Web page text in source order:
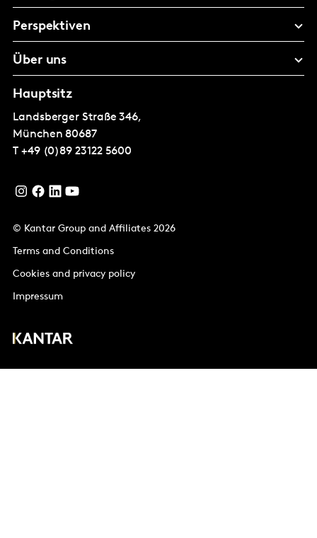
Perspektiven
Über uns
Hauptsitz
Landsberger Straße 346,
München 80687
T +49 (0)89 23122 5600
© Kantar Group and Affiliates 2026
Terms and Conditions
Cookies and privacy policy
Impressum